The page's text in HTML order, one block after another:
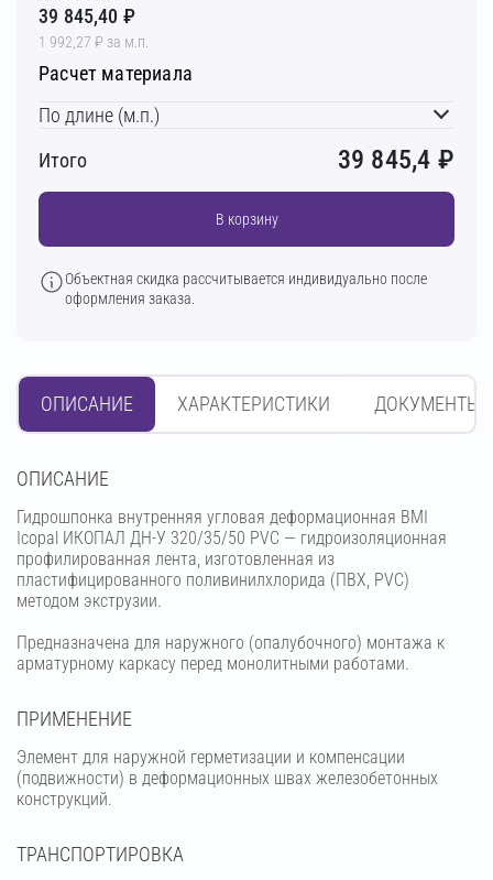
39 845,40 ₽
1 992,27 ₽ за м.п.
Расчет материала
По длине (м.п.)
Итого
39 845,4 ₽
В корзину
Объектная скидка рассчитывается индивидуально после
оформления заказа.
ОПИСАНИЕ ХАРАКТЕРИСТИКИ ДОКУМЕНТЫ
OПИСАНИЕ
Гидрошпонка внутренняя угловая деформационная BMI
Icopal ИКОПАЛ ДН-У 320/35/50 PVC — гидроизоляционная
профилированная лента, изготовленная из
пластифицированного поливинилхлорида (ПВХ, PVC)
методом экструзии.
Предназначена для наружного (опалубочного) монтажа к
арматурному каркасу перед монолитными работами.
ПРИМЕНЕНИЕ
Элемент для наружной герметизации и компенсации
(подвижности) в деформационных швах железобетонных
конструкций.
ТРАНСПОРТИРОВКА